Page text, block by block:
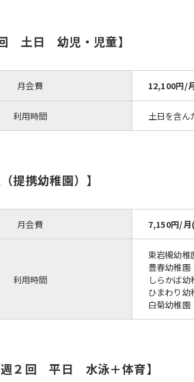
土日 幼児・児童】
月会費 12,100円/
利用時間 土日を含
提携幼稚園）】
月会費 7,150円/
利用時間
東岩槻幼
豊春幼稚
しらかば
ひまわり幼
白菊幼稚
週２回 平日 水泳＋体育】
original
fully
the